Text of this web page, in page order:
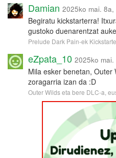
Damian 2025ko mai. 8a,
Begiratu kickstarterra!
gustoko duenarentzat
Prelude Dark Pain-ek
eZpata_10 2025ko mai.
Mila esker benetan, Outer
zoragarria izan da :D
Outer Wilds eta bere DLC-a,